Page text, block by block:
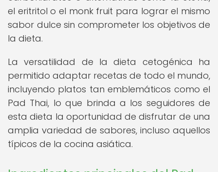
el eritritol o el monk fruit para lograr el mismo
sabor dulce sin comprometer los objetivos de
la dieta.
La versatilidad de la dieta cetogénica ha
permitido adaptar recetas de todo el mundo,
incluyendo platos tan emblemáticos como el
Pad Thai, lo que brinda a los seguidores de
esta dieta la oportunidad de disfrutar de una
amplia variedad de sabores, incluso aquellos
típicos de la cocina asiática.